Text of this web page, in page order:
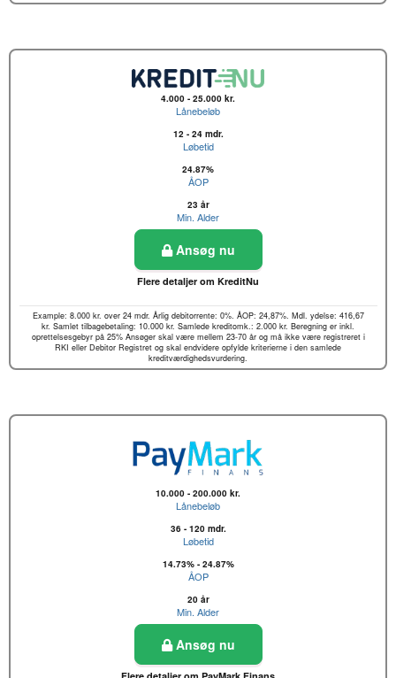
4.000 - 25.000 kr.
Lånebeløb
12 - 24 mdr.
Løbetid
24.87%
ÅOP
23 år
Min. Alder
Ansøg nu
Flere detaljer om KreditNu
Example: 8.000 kr. over 24 mdr. Årlig debitorrente: 0%. ÅOP: 24,87%. Mdl. ydelse: 416,67
kr. Samlet tilbagebetaling: 10.000 kr. Samlede kreditomk.: 2.000 kr. Beregning er inkl.
oprettelsesgebyr på 25% Ansøger skal være mellem 23-70 år og må ikke være registreret i
RKI eller Debitor Registret og skal endvidere opfylde kriterierne i den samlede
kreditværdighedsvurdering.
10.000 - 200.000 kr.
Lånebeløb
36 - 120 mdr.
Løbetid
14.73% - 24.87%
ÅOP
20 år
Min. Alder
Ansøg nu